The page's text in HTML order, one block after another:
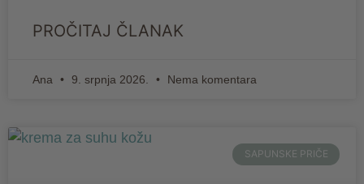
PROČITAJ ČLANAK
Ana 9. srpnja 2026. Nema komentara
SAPUNSKE PRIČE